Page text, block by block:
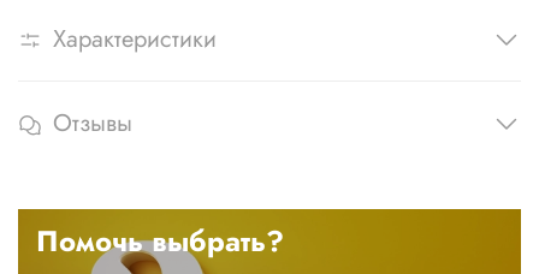
Характеристики
Отзывы
Помочь выбрать?